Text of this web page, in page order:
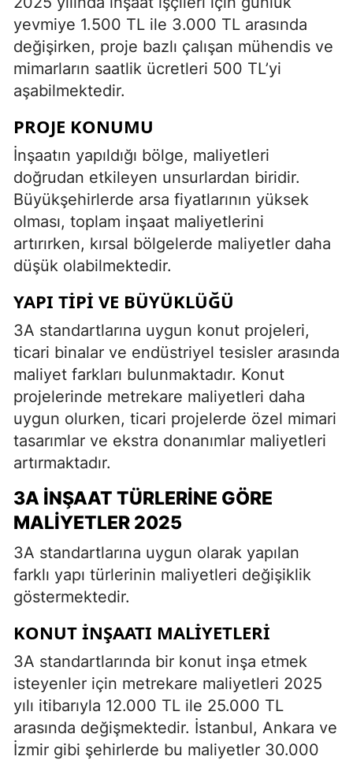
yevmiye 1.500 TL ile 3.000 TL arasında
değişirken, proje bazlı çalışan mühendis ve
mimarların saatlik ücretleri 500 TL’yi
aşabilmektedir.
PROJE KONUMU
İnşaatın yapıldığı bölge, maliyetleri
doğrudan etkileyen unsurlardan biridir.
Büyükşehirlerde arsa fiyatlarının yüksek
olması, toplam inşaat maliyetlerini
artırırken, kırsal bölgelerde maliyetler daha
düşük olabilmektedir.
YAPI TIPI VE BÜYÜKLÜĞÜ
3A standartlarına uygun konut projeleri,
ticari binalar ve endüstriyel tesisler arasında
maliyet farkları bulunmaktadır. Konut
projelerinde metrekare maliyetleri daha
uygun olurken, ticari projelerde özel mimari
tasarımlar ve ekstra donanımlar maliyetleri
artırmaktadır.
3A İNŞAAT TÜRLERINE GÖRE
MALIYETLER 2025
3A standartlarına uygun olarak yapılan
farklı yapı türlerinin maliyetleri değişiklik
göstermektedir.
KONUT İNŞAATI MALIYETLERI
3A standartlarında bir konut inşa etmek
isteyenler için metrekare maliyetleri 2025
yılı itibarıyla 12.000 TL ile 25.000 TL
arasında değişmektedir. İstanbul, Ankara ve
İzmir gibi şehirlerde bu maliyetler 30.000